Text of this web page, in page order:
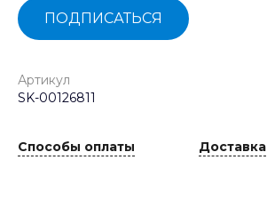
ПОДПИСАТЬСЯ
Артикул
SK-00126811
Способы оплаты Доставка